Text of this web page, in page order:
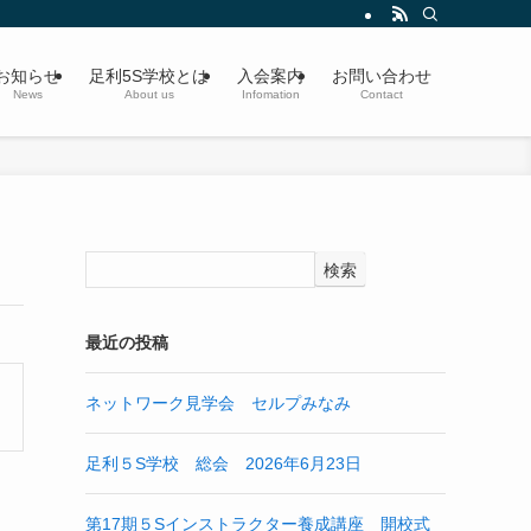
知らせ
News
足利5S学校とは
About us
入会案内
Infomation
お問い合わせ
Contact
検索
最近の投稿
ネットワーク見学会 セルプみなみ
足利５S学校 総会 2026年6月23日
第17期５Sインストラクター養成講座 開校式